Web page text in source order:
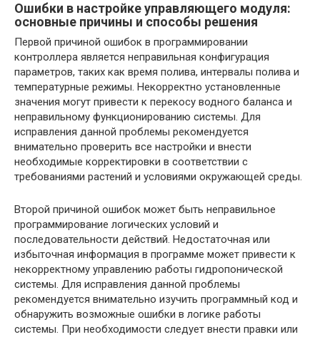
Ошибки в настройке управляющего модуля:
основные причины и способы решения
Первой причиной ошибок в программировании
контроллера является неправильная конфигурация
параметров, таких как время полива, интервалы полива и
температурные режимы. Некорректно установленные
значения могут привести к перекосу водного баланса и
неправильному функционированию системы. Для
исправления данной проблемы рекомендуется
внимательно проверить все настройки и внести
необходимые корректировки в соответствии с
требованиями растений и условиями окружающей среды.
Второй причиной ошибок может быть неправильное
программирование логических условий и
последовательности действий. Недостаточная или
избыточная информация в программе может привести к
некорректному управлению работы гидропонической
системы. Для исправления данной проблемы
рекомендуется внимательно изучить программный код и
обнаружить возможные ошибки в логике работы
системы. При необходимости следует внести правки или